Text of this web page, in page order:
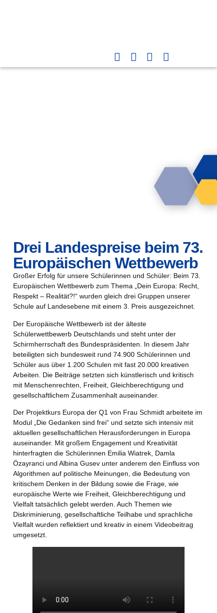
Drei Landespreise beim 73.
Europäischen Wettbewerb
Großer Erfolg für unsere Schülerinnen und Schüler: Beim 73.
Europäischen Wettbewerb zum Thema „Dein Europa: Recht,
Respekt – Realität?!“ wurden gleich drei Gruppen unserer
Schule auf Landesebene mit einem 3. Preis ausgezeichnet.
Der Europäische Wettbewerb ist der älteste
Schülerwettbewerb Deutschlands und steht unter der
Schirmherrschaft des Bundespräsidenten. In diesem Jahr
beteiligten sich bundesweit rund 74.900 Schülerinnen und
Schüler aus über 1.200 Schulen mit fast 20.000 kreativen
Arbeiten. Die Beiträge setzten sich künstlerisch und kritisch
mit Menschenrechten, Freiheit, Gleichberechtigung und
gesellschaftlichem Zusammenhalt auseinander.
Der Projektkurs Europa der Q1 von Frau Schmidt arbeitete im
Modul „Die Gedanken sind frei“ und setzte sich intensiv mit
aktuellen gesellschaftlichen Herausforderungen in Europa
auseinander. Mit großem Engagement und Kreativität
hinterfragten die Schülerinnen Emilia Wiatrek, Damla
Özayranci und Albina Gusev unter anderem den Einfluss von
Algorithmen auf politische Meinungen, die Bedeutung von
kritischem Denken in der Bildung sowie die Frage, wie
europäische Werte wie Freiheit, Gleichberechtigung und
Vielfalt tatsächlich gelebt werden. Auch Themen wie
Diskriminierung, gesellschaftliche Teilhabe und sprachliche
Vielfalt wurden reflektiert und kreativ in einem Videobeitrag
umgesetzt.